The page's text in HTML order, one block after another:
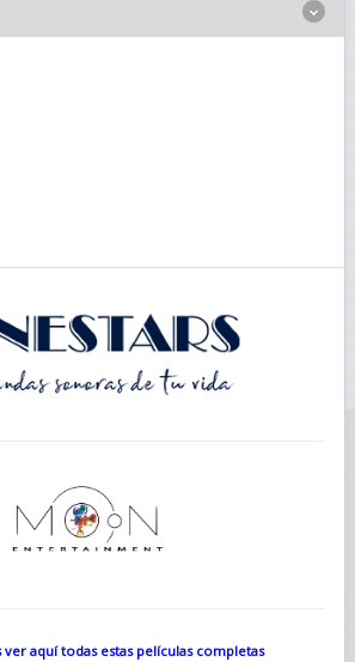
aquí todas estas películas completas